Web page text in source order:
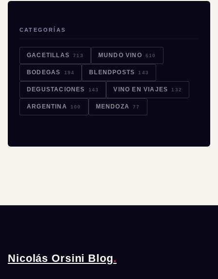
CATEGORÍAS
GACETILLAS 713 MUNDO VINO 610
BODEGAS 194 BLENDPOSTS 143
DEGUSTACIONES 143 VINO EN VIAJES 132
ARGENTINA 100 MENDOZA 77
Nicolás Orsini Blog.